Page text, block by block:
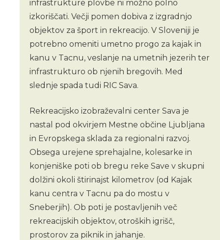
infrastrukture plovbe ni možno polno
izkoriščati. Večji pomen dobiva z izgradnjo
objektov za šport in rekreacijo. V Sloveniji je
potrebno omeniti umetno progo za kajak in
kanu v Tacnu, veslanje na umetnih jezerih ter
infrastrukturo ob njenih bregovih. Med
slednje spada tudi RIC Sava.
Rekreacijsko izobraževalni center Sava je
nastal pod okvirjem Mestne občine Ljubljana
in Evropskega sklada za regionalni razvoj.
Obsega urejene sprehajalne, kolesarke in
konjeniške poti ob bregu reke Save v skupni
dolžini okoli štirinajst kilometrov (od Kajak
kanu centra v Tacnu pa do mostu v
Sneberjih). Ob poti je postavljenih več
rekreacijskih objektov, otroških igrišč,
prostorov za piknik in jahanje.